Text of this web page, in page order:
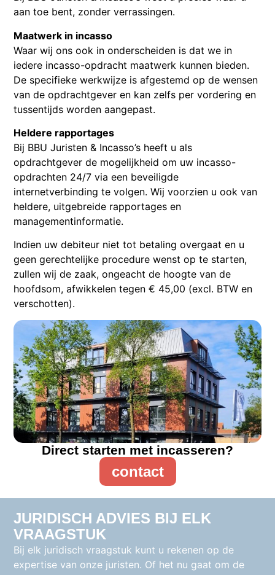
aan toe bent, zonder verrassingen.
Maatwerk in incasso
Waar wij ons ook in onderscheiden is dat we in
iedere incasso-opdracht maatwerk kunnen bieden.
De specifieke werkwijze is afgestemd op de wensen
van de opdrachtgever en kan zelfs per vordering en
tussentijds worden aangepast.
Heldere rapportages
Bij BBU Juristen & Incasso’s heeft u als
opdrachtgever de mogelijkheid om uw incasso-
opdrachten 24/7 via een beveiligde
internetverbinding te volgen. Wij voorzien u ook van
heldere, uitgebreide rapportages en
managementinformatie.
Indien uw debiteur niet tot betaling overgaat en u
geen gerechtelijke procedure wenst op te starten,
zullen wij de zaak, ongeacht de hoogte van de
hoofdsom, afwikkelen tegen € 45,00 (excl. BTW en
verschotten).
Direct starten met incasseren?
contact
JURIDISCH ADVIES BIJ ELK
VRAAGSTUK
Bij elk juridisch vraagstuk kunt u rekenen op de
expertise van onze juristen. Of het nu gaat om de